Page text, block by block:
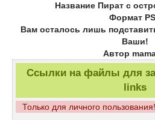
Название Пират с
Формат
Вам осталось лишь
Ваши!
Автор
Ссылки на файлы для
links
Только для личного